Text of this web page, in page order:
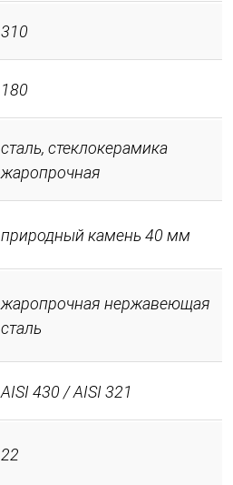
310
180
сталь, стеклокерамика
жаропрочная
природный камень 40 мм
жаропрочная нержавеющая
сталь
AISI 430 / AISI 321
22